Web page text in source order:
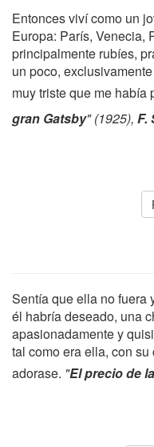
Entonces viví como un
Europa: París, Venecia,
principalmente rubíes,
un poco,
muy triste que me había
gran Gatsby" (1925), F.
Sentía que ella no fuera
él habría deseado, una
apasionadamente y
tal como era ella, con
adorase. "El precio de